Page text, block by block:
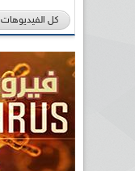
كل الفيديوهات